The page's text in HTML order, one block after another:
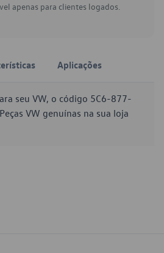
apenas para clientes logados.
Aplicações
seu VW, o código 5C6-877-
VW genuínas na sua loja